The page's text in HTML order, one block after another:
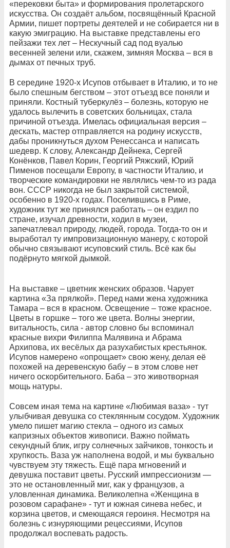
«перековки быта» и формирования пролетарского
искусства. Он создаёт альбом, посвящённый Красной
Армии, пишет портреты деятелей и не собирается ни в
какую эмиграцию. На выставке представлены его
пейзажи тех лет – Нескучный сад под вуалью
весенней зелени или, скажем, зимняя Москва – вся в
дымах от печных труб.
В середине 1920-х Исупов отбывает в Италию, и то не
было спешным бегством – этот отъезд все поняли и
приняли. Костный туберкулёз – болезнь, которую не
удалось вылечить в советских больницах, стала
причиной отъезда. Имелась официальная версия –
дескать, мастер отправляется на родину искусств,
дабы проникнуться духом Ренессанса и написать
шедевр. К слову, Александр Дейнека, Сергей
Конёнков, Павел Корин, Георгий Ряжский, Юрий
Пименов посещали Европу, в частности Италию, и
творческие командировки не являлись чем-то из рада
вон. СССР никогда не был закрытой системой,
особенно в 1920-х годах. Поселившись в Риме,
художник тут же принялся работать – он ездил по
стране, изучал древности, ходил в музеи,
запечатлевал природу, людей, города. Тогда-то он и
выработал ту импровизационную манеру, с которой
обычно связывают исуповский стиль. Всё как бы
подёрнуто мягкой дымкой.
На выставке – цветник женских образов. Чарует
картина «За прялкой». Перед нами жена художника
Тамара – вся в красном. Освещение – тоже красное.
Цветы в горшке – того же цвета. Волны энергии,
витальность, сила - автор словно бы вспоминал
красные вихри Филиппа Малявина и Абрама
Архипова, их весёлых да разухабистых крестьянок.
Исупов намерено «опрощает» свою жену, делая её
похожей на деревенскую бабу – в этом слове нет
ничего оскорбительного. Баба – это животворная
мощь натуры.
Совсем иная тема на картине «Любимая ваза» - тут
улыбчивая девушка со стеклянным сосудом. Художник
умело пишет магию стекла – одного из самых
капризных объектов живописи. Важно поймать
секундный блик, игру солнечных зайчиков, тонкость и
хрупкость. Ваза уж наполнена водой, и мы буквально
чувствуем эту тяжесть. Ещё пара мгновений и
девушка поставит цветы. Русский импрессионизм —
это не остановленный миг, как у французов, а
уловленная динамика. Великолепна «Женщина в
розовом сарафане» - тут и южная синева небес, и
корзина цветов, и смеющаяся героиня. Несмотря на
болезнь с изнуряющими рецессиями, Исупов
продолжал воспевать радость.